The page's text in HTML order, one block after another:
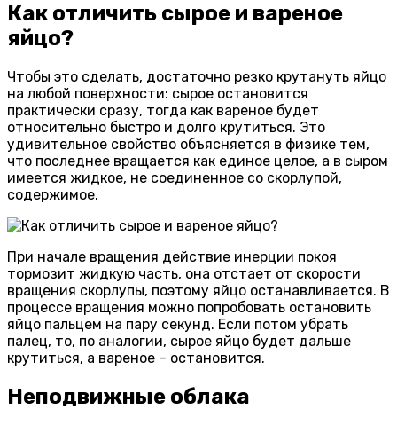
Как отличить сырое и вареное
яйцо?
Чтобы это сделать, достаточно резко крутануть яйцо
на любой поверхности: сырое остановится
практически сразу, тогда как вареное будет
относительно быстро и долго крутиться. Это
удивительное свойство объясняется в физике тем,
что последнее вращается как единое целое, а в сыром
имеется жидкое, не соединенное со скорлупой,
содержимое.
При начале вращения действие инерции покоя
тормозит жидкую часть, она отстает от скорости
вращения скорлупы, поэтому яйцо останавливается. В
процессе вращения можно попробовать остановить
яйцо пальцем на пару секунд. Если потом убрать
палец, то, по аналогии, сырое яйцо будет дальше
крутиться, а вареное – остановится.
Неподвижные облака